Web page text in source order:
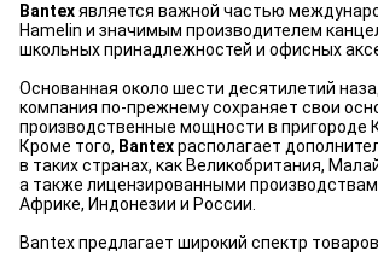
Bantexявляется важной частью
Hamelin и значимым производителем
школьных принадлежностей и офисных
Основанная около шести десятилетий
компания по-прежнему сохраняет свои
производственные мощности в пригороде
Кроме того, Bantexрасполагает
в таких странах, как Великобритания,
а также лицензированными
Африке, Индонезии и России.
Bantex предлагает широкий спектр